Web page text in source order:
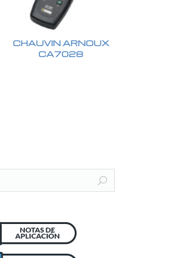
CHAUVIN ARNOUX
CA7028